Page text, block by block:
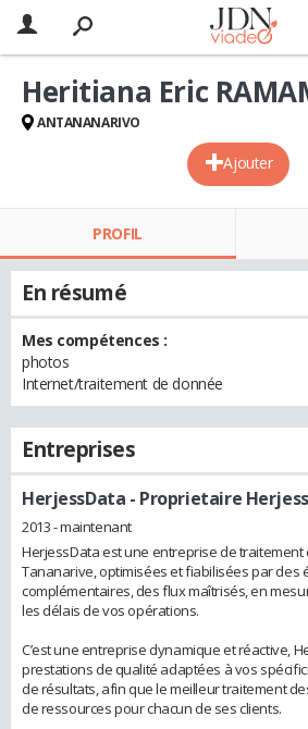
Ajouter
Heritiana Eric
ANTANANARIVO
PROFIL
En résumé
Mes compétences :
photos
Internet/traitement de donnée
Entreprises
HerjessData - Proprietaire
2013 - maintenant
HerjessData est une entreprise de traitement
Tananarive, optimisées et fiabilisées par des
complémentaires, des flux maîtrisés, en
les délais de vos opérations.
C’est une entreprise dynamique et réactive,
prestations de qualité adaptées à vos
de résultats, afin que le meilleur traitement
de ressources pour chacun de ses clients.